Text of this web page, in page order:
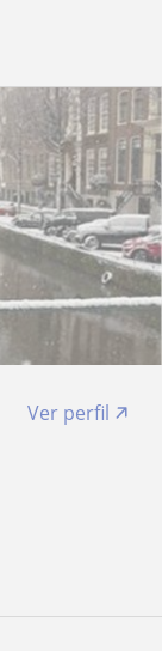
Ver perfil